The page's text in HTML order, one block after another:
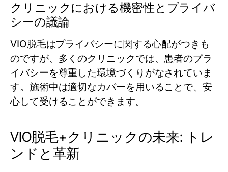
クリニックにおける機密性とプライバ
シーの議論
VIO脱毛はプライバシーに関する心配がつきも
のですが、多くのクリニックでは、患者のプラ
イバシーを尊重した環境づくりがなされていま
す。施術中は適切なカバーを用いることで、安
心して受けることができます。
VIO脱毛+クリニックの未来: トレ
ンドと革新